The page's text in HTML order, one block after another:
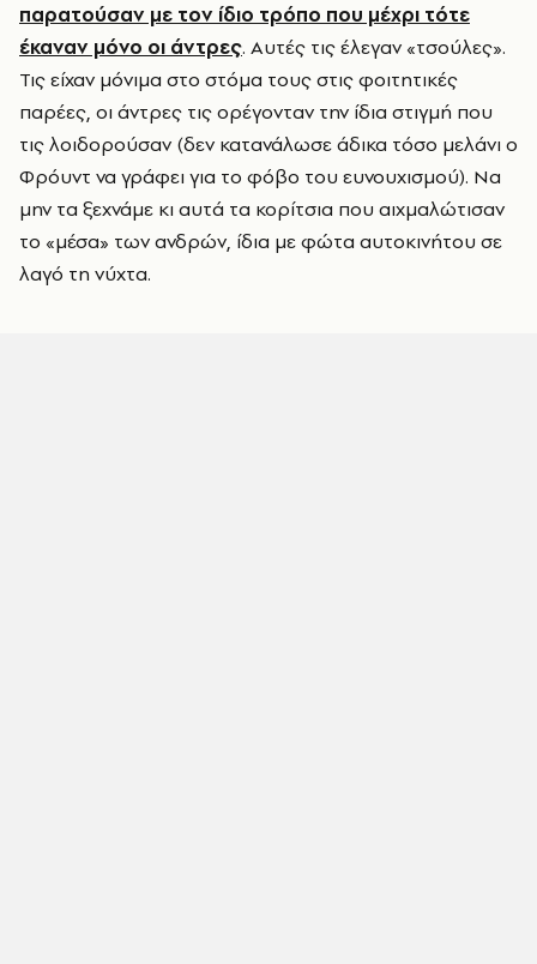
παρατούσαν με τον ίδιο τρόπο που μέχρι τότε
έκαναν μόνο οι άντρες. Αυτές τις έλεγαν «τσούλες».
Τις είχαν μόνιμα στο στόμα τους στις φοιτητικές
παρέες, οι άντρες τις ορέγονταν την ίδια στιγμή που
τις λοιδορούσαν (δεν κατανάλωσε άδικα τόσο μελάνι ο
Φρόυντ να γράφει για το φόβο του ευνουχισμού). Να
μην τα ξεχνάμε κι αυτά τα κορίτσια που αιχμαλώτισαν
το «μέσα» των ανδρών, ίδια με φώτα αυτοκινήτου σε
λαγό τη νύχτα.